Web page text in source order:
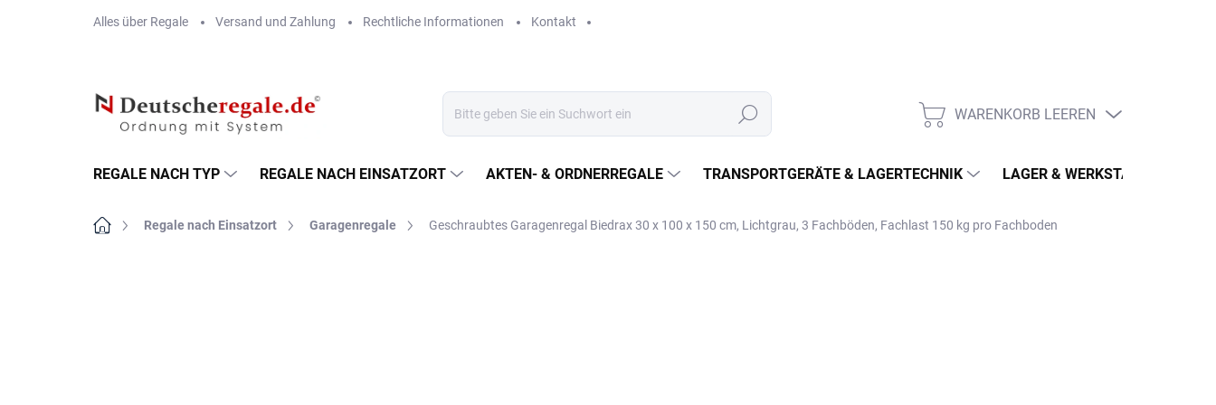
Alles über Regale Versand und Zahlung Rechtliche Informationen Kontakt
Suchen WARENKORB
WARENKORB LEEREN
REGALE NACH TYP REGALE NACH EINSATZORT AKTEN- & ORDNERREGALE TRANSPORTGERÄTE & LAGERTECHNIK LAGER & WERKSTATT
StartseiteRegale nach Einsatzort Garagenregale Geschraubtes Garagenregal Biedrax 30 x 100 x 150 cm, Lichtgrau, 3 Fachböden, Fachlast 150 kg pro Fachboden